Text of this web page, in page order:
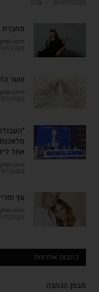
מחברת
שער
אחד
עץ ופרי
כתבות אחרונות
מבחן הגמבה